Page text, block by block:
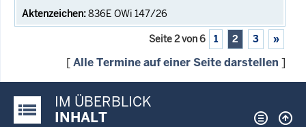
836E OWi 147/26
Seite 2 von 6 1 2 3 »
[Alle Termine auf einer Seite darstellen ]
Justiz-Portal im Überblick:
IM ÜBERBLICK
INHALT